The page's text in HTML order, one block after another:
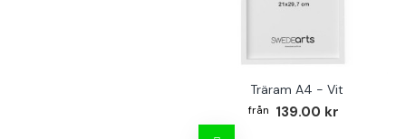
Träram A4 - Vit
139.00 kr